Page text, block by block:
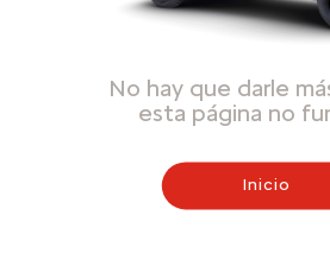
No hay que darle
esta página no
Inicio